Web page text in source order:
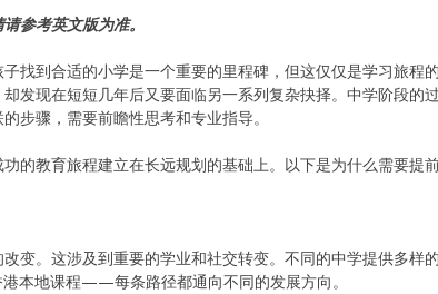
参考英文版为准。
找到合适的小学是一个重要的里程碑，但这仅仅是学习旅程
发现在短短几年后又要面临另一系列复杂抉择。中学阶段的
步骤，需要前瞻性思考和专业指导。
的教育旅程建立在长远规划的基础上。以下是为什么需要提
改变。这涉及到重要的学业和社交转变。不同的中学提供多
本地课程——每条路径都通向不同的发展方向。